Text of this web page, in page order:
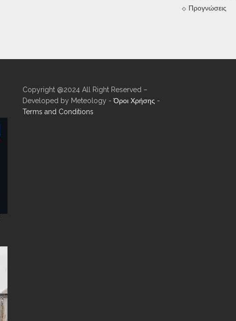
Προγνώσεις
Copyright @2024 All Right Reserved –
Developed by Meteology -Όροι Χρήσης -
Terms and Conditions